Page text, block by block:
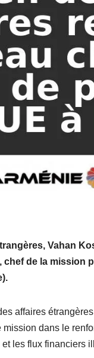
Vahan
de la mission
affaires
dans le
les flux financiers